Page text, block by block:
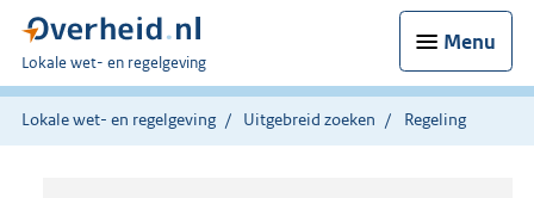
Menu
U
bent
hier:
Lokale wet- en regelgeving
Lokale wet- en regelgeving Uitgebreid zoeken Regeling